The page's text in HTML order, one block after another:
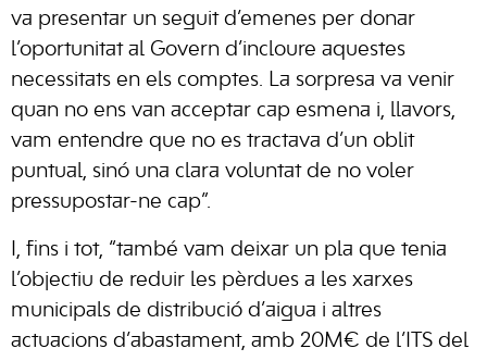
va presentar un seguit d’emenes per donar
l’oportunitat al Govern d’incloure aquestes
necessitats en els comptes. La sorpresa va venir
quan no ens van acceptar cap esmena i, llavors,
vam entendre que no es tractava d’un oblit
puntual, sinó una clara voluntat de no voler
pressupostar-ne cap”.
I, fins i tot, “també vam deixar un pla que tenia
l’objectiu de reduir les pèrdues a les xarxes
municipals de distribució d’aigua i altres
actuacions d’abastament, amb 20M€ de l’ITS del